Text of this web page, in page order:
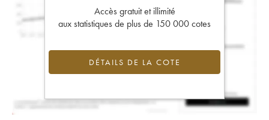
Accès gratuit et illimité
aux statistiques de plus de 150 000 cotes
DÉTAILS DE LA COTE